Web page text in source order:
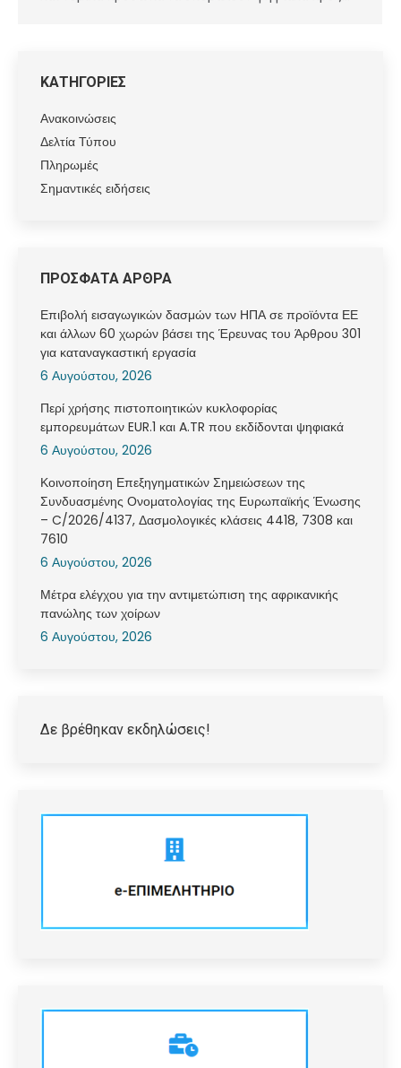
ΚΑΤΗΓΟΡΙΕΣ
Ανακοινώσεις
Δελτία Τύπου
Πληρωμές
Σημαντικές ειδήσεις
ΠΡΟΣΦΑΤΑ ΑΡΘΡΑ
Επιβολή εισαγωγικών δασμών των ΗΠΑ σε προϊόντα ΕΕ
και άλλων 60 χωρών βάσει της Έρευνας του Άρθρου 301
για καταναγκαστική εργασία
6 Αυγούστου, 2026
Περί χρήσης πιστοποιητικών κυκλοφορίας
εμπορευμάτων EUR.1 και A.TR που εκδίδονται ψηφιακά
6 Αυγούστου, 2026
Κοινοποίηση Επεξηγηματικών Σημειώσεων της
Συνδυασμένης Ονοματολογίας της Ευρωπαϊκής Ένωσης
– C/2026/4137, Δασμολογικές κλάσεις 4418, 7308 και
7610
6 Αυγούστου, 2026
Μέτρα ελέγχου για την αντιμετώπιση της αφρικανικής
πανώλης των χοίρων
6 Αυγούστου, 2026
Δε βρέθηκαν εκδηλώσεις!